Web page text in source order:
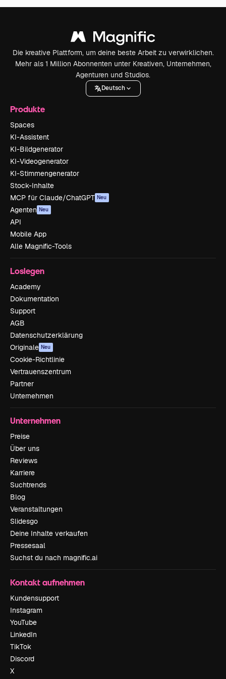
Die kreative Plattform, um deine beste Arbeit zu verwirklichen.
Mehr als 1 Million Abonnenten unter Kreativen, Unternehmen,
Agenturen und Studios.
Deutsch
Produkte
Spaces
KI-Assistent
KI-Bildgenerator
KI-Videogenerator
KI-Stimmengenerator
Stock-Inhalte
MCP für Claude/ChatGPT Neu
Agenten Neu
API
Mobile App
Alle Magnific-Tools
Loslegen
Academy
Dokumentation
Support
AGB
Datenschutzerklärung
Originale Neu
Cookie-Richtlinie
Vertrauenszentrum
Partner
Unternehmen
Unternehmen
Preise
Über uns
Reviews
Karriere
Suchtrends
Blog
Veranstaltungen
Slidesgo
Deine Inhalte verkaufen
Pressesaal
Suchst du nach magnific.ai
Kontakt aufnehmen
Kundensupport
Instagram
YouTube
LinkedIn
TikTok
Discord
X